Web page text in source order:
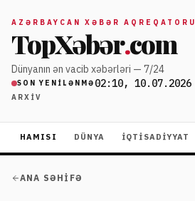
AZƏRBAYCAN XƏBƏR AQREQATORU
TopXəbər.com
Dünyanın ən vacib xəbərləri — 7/24
SON YENILƏNMƏ 02:10, 10.07.2026
ARXIV
HAMISI DÜNYA İQTISADIYYAT
ANA SƏHIFƏ